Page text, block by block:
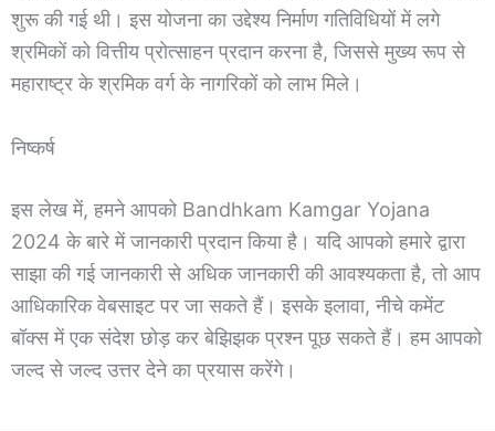
शुरू की गई थी। इस योजना का उद्देश्य निर्माण गतिविधियों में लगे
श्रमिकों को वित्तीय प्रोत्साहन प्रदान करना है, जिससे मुख्य रूप से
महाराष्ट्र के श्रमिक वर्ग के नागरिकों को लाभ मिले।
निष्कर्ष
इस लेख में, हमने आपको Bandhkam Kamgar Yojana
2024 के बारे में जानकारी प्रदान किया है। यदि आपको हमारे द्वारा
साझा की गई जानकारी से अधिक जानकारी की आवश्यकता है, तो आप
आधिकारिक वेबसाइट पर जा सकते हैं। इसके इलावा, नीचे कमेंट
बॉक्स में एक संदेश छोड़ कर बेझिझक प्रश्न पूछ सकते हैं। हम आपको
जल्द से जल्द उत्तर देने का प्रयास करेंगे।